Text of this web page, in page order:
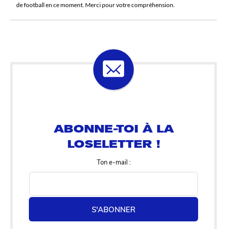
de football en ce moment. Merci pour votre compréhension.
Ton e-mail :
S'ABONNER